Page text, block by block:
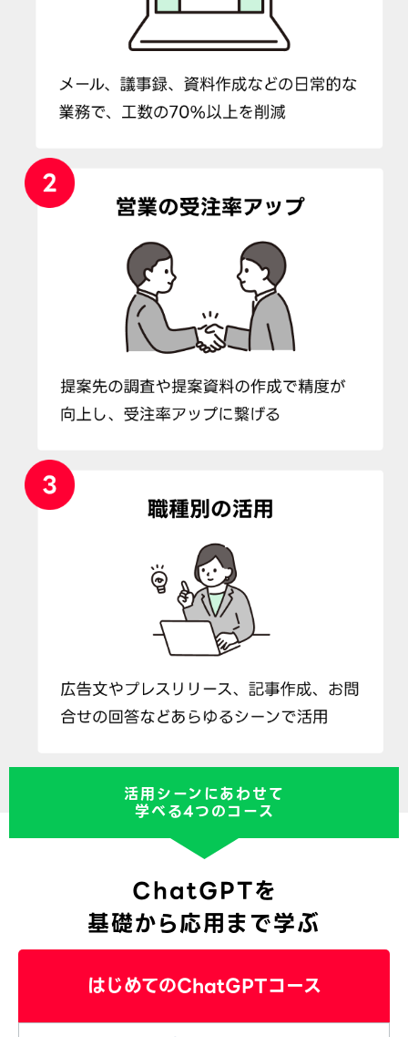
活用シーンにあわせて
学べる4つのコース
ChatGPTを
基礎から応用まで学ぶ
はじめてのChatGPTコース